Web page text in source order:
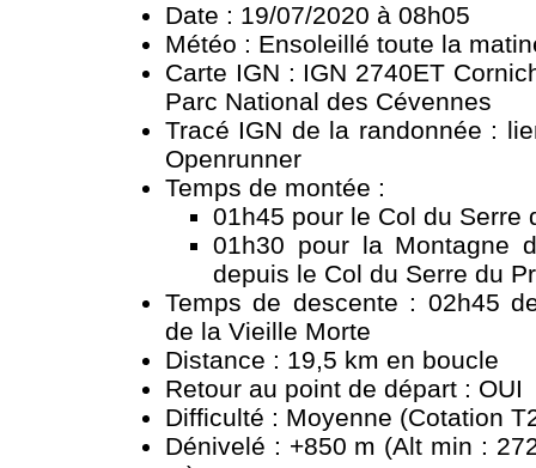
Date : 19/07/2020 à 08h05
Météo : Ensoleillé toute la
Carte IGN : IGN 2740ET
Parc National des Cévennes
Tracé IGN de la randonnée :
Openrunner
Temps de montée :
01h45 pour le Col du Serre
01h30 pour la Montagne
depuis le Col du Serre du
Temps de descente : 02h45
de la Vieille Morte
Distance : 19,5 km en boucle
Retour au point de départ : OUI
Difficulté : Moyenne (Cotation
Dénivelé : +850 m (Alt min :